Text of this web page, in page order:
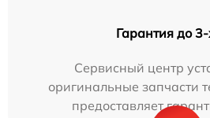
Гарантия до 3-
Сервисный центр
оригинальные запчасти
предоставляет